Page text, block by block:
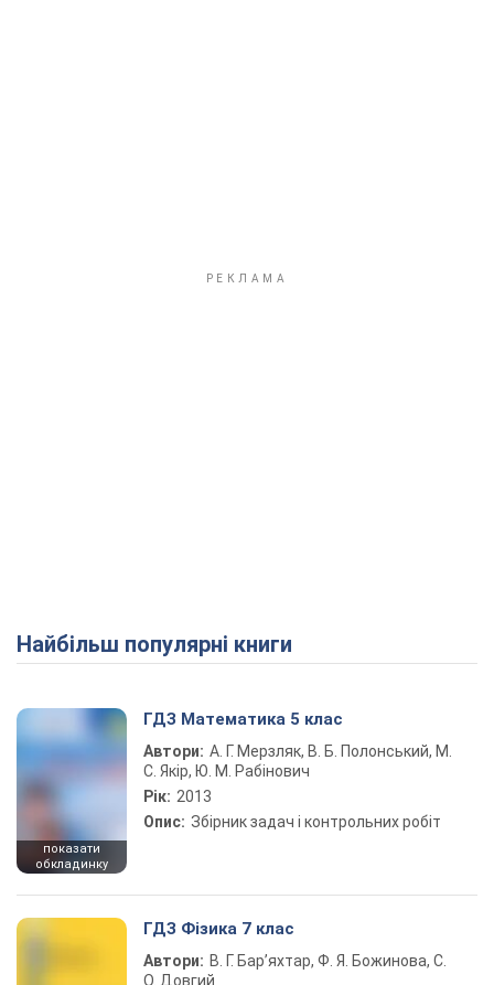
Найбільш популярні книги
показати
обкладинку
ГДЗ Математика 5 клас
Автори: А. Г. Мерзляк, В. Б. Полонський, М.
С. Якір, Ю. М. Рабінович
Рік: 2013
Опис: Збірник задач і контрольних робіт
ГДЗ Фізика 7 клас
Автори: В. Г. Бар’яхтар, Ф. Я. Божинова, С.
О. Довгий